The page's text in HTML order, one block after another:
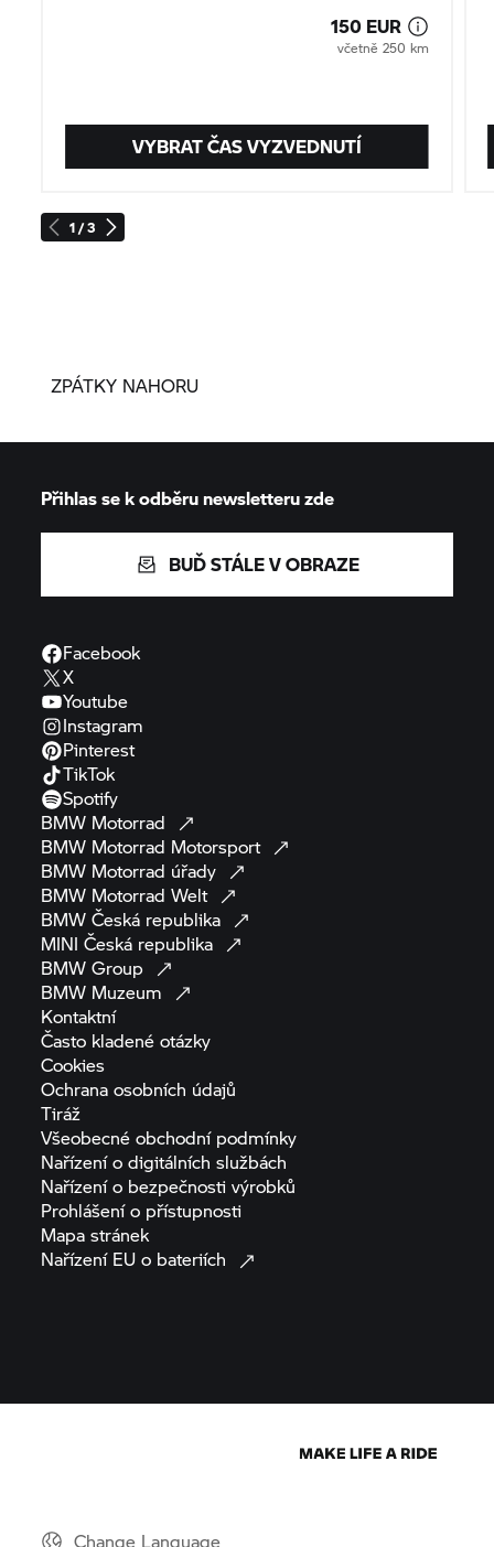
1 / 3
VYBRAT ČAS VYZVEDNUTÍ
150 EUR
včetně 250 km
ZPÁTKY NAHORU
Přihlas se k odběru newsletteru zde
BUĎ STÁLE V OBRAZE
Facebook
X
Youtube
Instagram
Pinterest
TikTok
Spotify
BMW Motorrad
BMW Motorrad Motorsport
BMW Motorrad úřady
BMW Motorrad Welt
BMW Česká republika
MINI Česká republika
BMWGroup
BMW Muzeum
Kontaktní
Často kladenéotázky
Cookies
Ochrana osobních údajů
Tiráž
Všeobecné obchodní podmínky
Nařízení o digitálníchslužbách
Nařízení o bezpečnostivýrobků
Prohlášení o přístupnosti
Mapastránek
Nařízení EU o bateriích
Change Language